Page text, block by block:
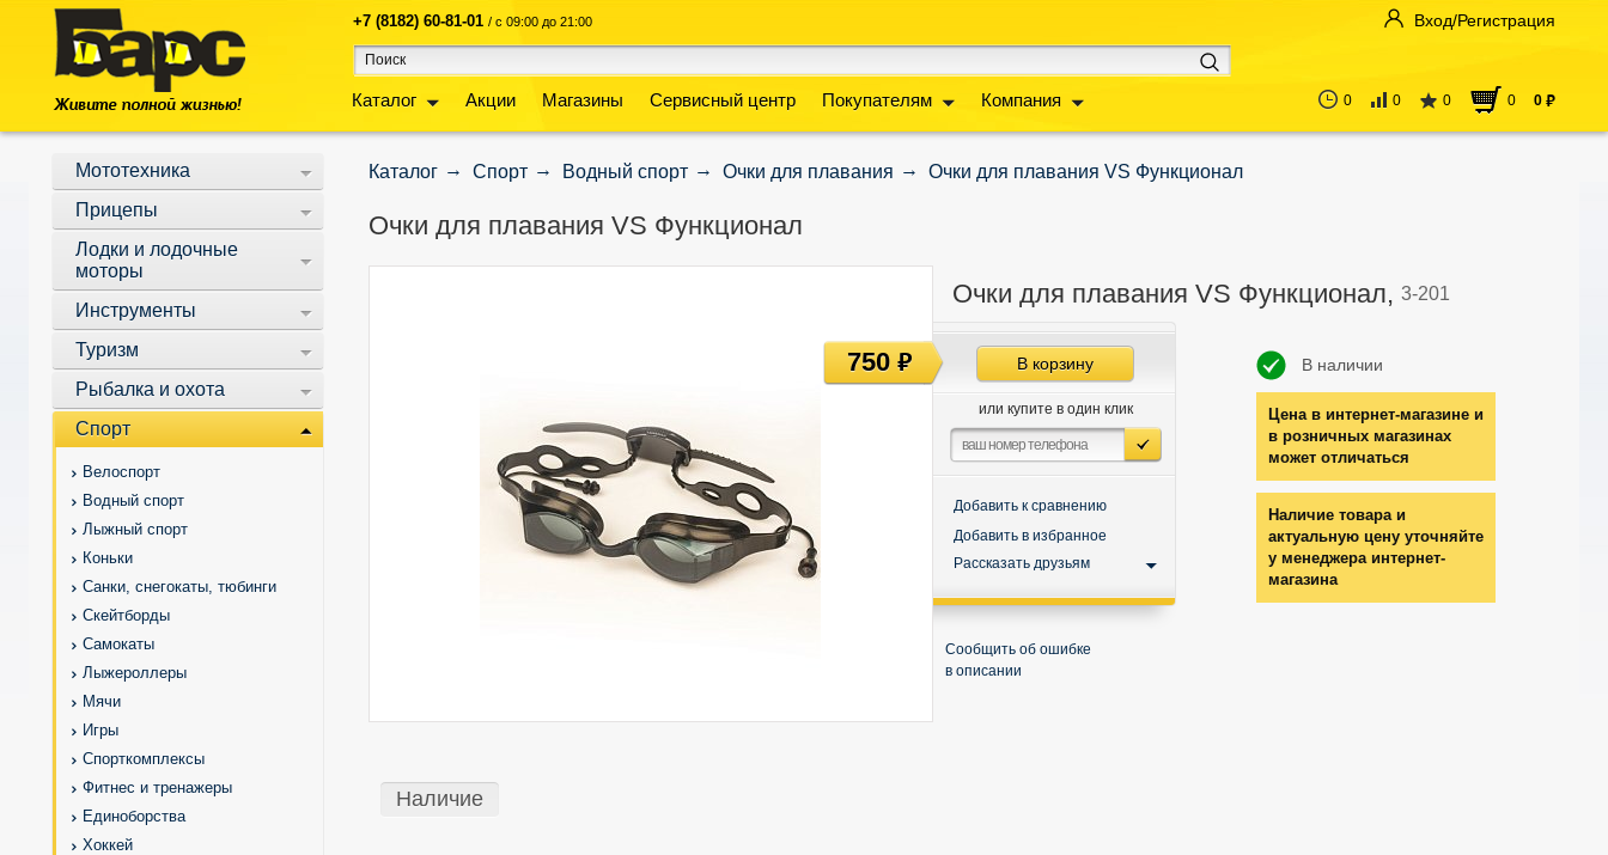
+7 (8182) 60-81-01 / с 09:00 до 21:00
Каталог Акции Магазины Сервисный центр Покупателям Компания
Вход/Регистрация
0 0 0 0 0 руб
Мототехника
Прицепы
Лодки и лодочные
моторы
Инструменты
Туризм
Рыбалка и охота
Спорт
Велоспорт
Водный спорт
Лыжный спорт
Коньки
Санки, снегокаты, тюбинги
Скейтборды
Самокаты
Лыжероллеры
Мячи
Игры
Спорткомплексы
Фитнес и тренажеры
Единоборства
Хоккей
Каталог Спорт Водный спорт Очки для плавания Очки для плавания VS Функционал
Очки для плавания VS Функционал
Очки для плавания VS Функционал, 3-201
В наличии
Цена в интернет-магазине и
в розничных магазинах
может отличаться
Наличие товара и
актуальную цену уточняйте
у менеджера интернет-
магазина
В корзину
или купите в один клик
Добавить к сравнению
Добавить в избранное
Рассказать друзьям
Сообщить об ошибке
в описании
750руб
Наличие